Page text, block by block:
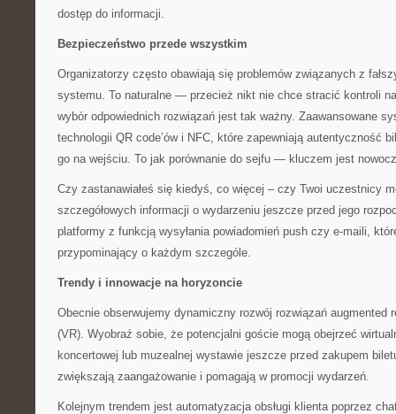
dostęp do informacji.
Bezpieczeństwo przede wszystkim
Organizatorzy często obawiają się problemów związanych z
systemu. To naturalne — przecież nikt nie chce stracić kontroli
wybór odpowiednich rozwiązań jest tak ważny. Zaawansowane
technologii QR code’ów i NFC, które zapewniają autentyczność
go na wejściu. To jak porównanie do sejfu — kluczem jest
Czy zastanawiałeś się kiedyś, co więcej – czy Twoi uczestnicy
szczegółowych informacji o wydarzeniu jeszcze przed jego
platformy z funkcją wysyłania powiadomień push czy e-maili,
przypominający o każdym szczególe.
Trendy i innowacje na horyzoncie
Obecnie obserwujemy dynamiczny rozwój rozwiązań augmented
(VR). Wyobraź sobie, że potencjalni goście mogą obejrzeć
koncertowej lub muzealnej wystawie jeszcze przed zakupem
zwiększają zaangażowanie i pomagają w promocji wydarzeń.
Kolejnym trendem jest automatyzacja obsługi klienta poprzez